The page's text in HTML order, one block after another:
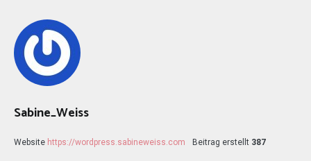
Sabine_Weiss
Website https://wordpress.sabineweiss.com Beitrag erstellt 387